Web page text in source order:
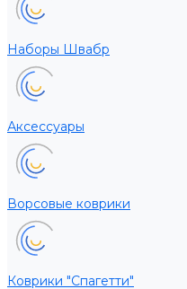
Наборы Швабр
Аксессуары
Ворсовые коврики
Коврики "Спагетти"